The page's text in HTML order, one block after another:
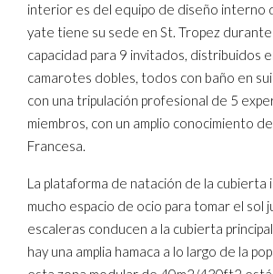
interior es del equipo de diseño interno
yate tiene su sede en St. Tropez
capacidad para 9 invitados, distribuidos
camarotes dobles, todos con baño en
con una tripulación profesional de 5
miembros, con un amplio conocimiento
Francesa.
La plataforma de natación de la
mucho espacio de ocio para tomar el sol
escaleras conducen a la cubierta
hay una amplia hamaca a lo largo de la